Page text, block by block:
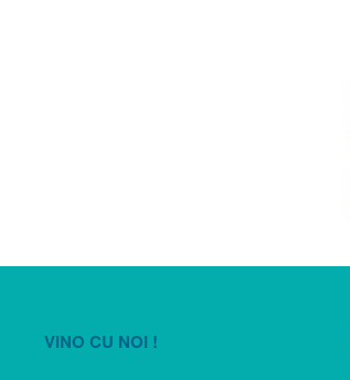
VINO CU NOI !